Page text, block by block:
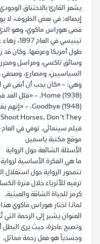
يشعر القارئ بالاختناق
إيصاله: في بعض الظروف، لا
قضى هوراس ماكوي، وهو
تينيسي
طول أمريكا وعرضها. وكان قد
وسائق تاكسي، ومراسل
السياسيين، ومصارع، وصحفي
موقع مكتبة ياسمين
الأسئلة الشائعة حول الرواية
ما هي الفكرة الأساسية
تتمحور الرواية حول استغلال
ترفيه للأثرياء خلال فترة
كرمز للحياة الشاقة والعبثية.
لماذا اختار هوراس ماكوي هذا
العنوان يشير إلى الرحمة التي
وتصبح عاجزة، حيث يرى البطل
وجسدياً هو فعل رحمة مماثل.